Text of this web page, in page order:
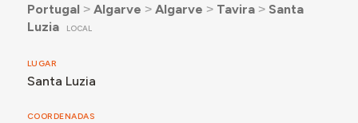
Portugal ˃ Algarve ˃ Algarve ˃ Tavira˃ Santa
Luzia
LOCAL
LUGAR
Santa Luzia
COORDENADAS